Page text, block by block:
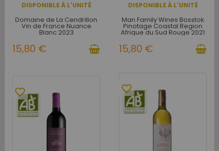
DISPONIBLE À L'UNITÉ
Domaine de La Cendrillon
Vin de France Nuance
Blanc 2023
15,80 €
DISPONIBLE À L'UNITÉ
Man Family Wines Bosstok
Pinotage Coastal Region
Afrique du Sud Rouge 2021
15,80 €
favorite_border favorite_border